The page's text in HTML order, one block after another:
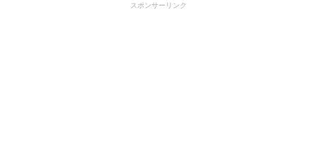
スポンサーリンク